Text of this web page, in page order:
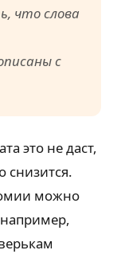
что слова
с
это не даст,
снизится.
можно